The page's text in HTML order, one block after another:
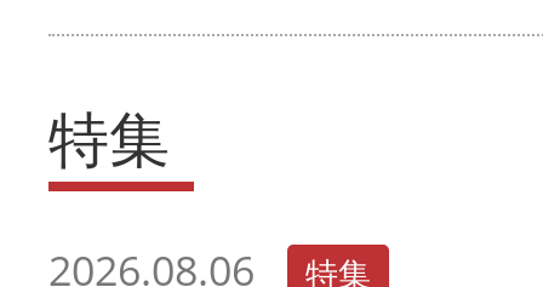
特集
2026.08.06 特集